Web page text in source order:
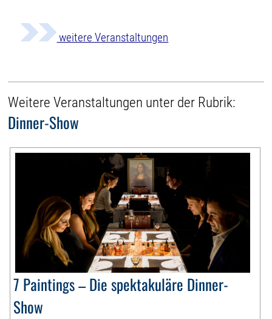
weitere Veranstaltungen
Weitere Veranstaltungen unter der Rubrik:
Dinner-Show
7 Paintings – Die spektakuläre Dinner-
Show